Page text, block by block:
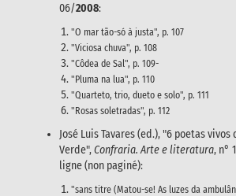
06/2008:
"O mar tão-só à justa", p. 107
"Viciosa chuva", p. 108
"Côdea de Sal", p. 109-
"Pluma na lua", p. 110
"Quarteto, trio, dueto e solo", p. 111
"Rosas soletradas", p. 112
José Luis Tavares (ed.), "6 poetas vivos
Verde",Confraria. Arte e literatura, n°
ligne (non paginé):
"sans titre (Matou-se! As luzes da